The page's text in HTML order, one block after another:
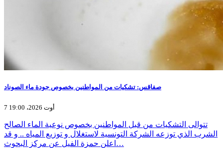
صفاقس: تشكيات من المواطنين بخصوص جودة ماء الصوناد
7 أوت 2026، 19:00
تتوالى التشكيات من قبل المواطنين بخصوص نوعية الماء الصالح
الشرب الذي توزعه الشركة التونسية لاستغلال و توزيع المياه .. و قد
اعلن حمزة الفيل عن مركز البحوث…